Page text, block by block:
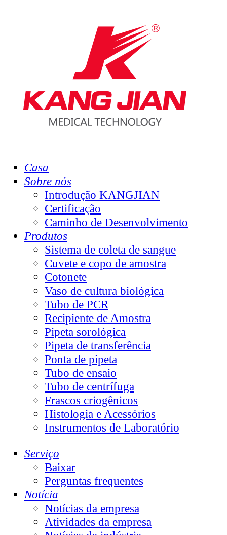
Casa
Sobre nós
Introdução KANGJIAN
Certificação
Caminho de Desenvolvimento
Produtos
Sistema de coleta de sangue
Cuvete e copo de amostra
Cotonete
Vaso de cultura biológica
Tubo de PCR
Recipiente de Amostra
Pipeta sorológica
Pipeta de transferência
Ponta de pipeta
Tubo de ensaio
Tubo de centrífuga
Frascos criogênicos
Histologia e Acessórios
Instrumentos de Laboratório
Serviço
Baixar
Perguntas frequentes
Notícia
Notícias da empresa
Atividades da empresa